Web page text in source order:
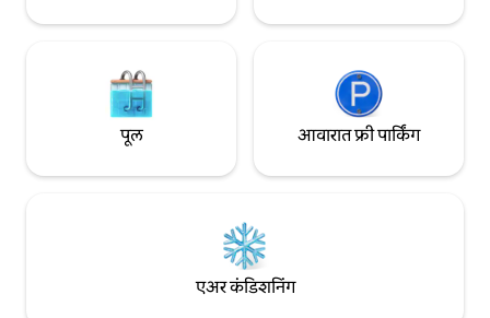
पूल आवारात फ्री पार्किंग
एअर कंडिशनिंग